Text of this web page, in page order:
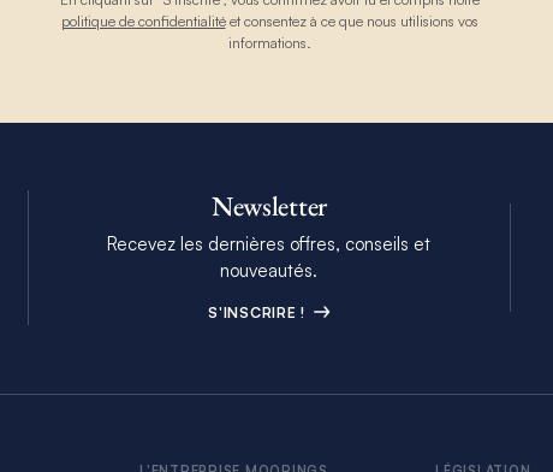
politique de confidentialitéet consentez à ce que nous utilisions vos
informations.
Newsletter
Recevez les dernières offres, conseils et
nouveautés.
S'INSCRIRE !